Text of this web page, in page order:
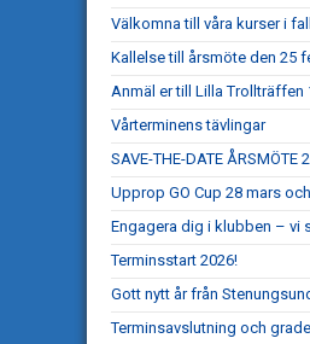
Välkomna till våra kurser i
Kallelse till årsmöte den 25
Anmäl er till Lilla Trollträffen
Vårterminens tävlingar
SAVE-THE-DATE ÅRSMÖTE
Upprop GO Cup 28 mars
Engagera dig i klubben – vi
Terminsstart 2026!
Gott nytt år från
Terminsavslutning och